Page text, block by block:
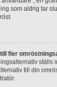
som aldrig tar
fler
ställs
till din